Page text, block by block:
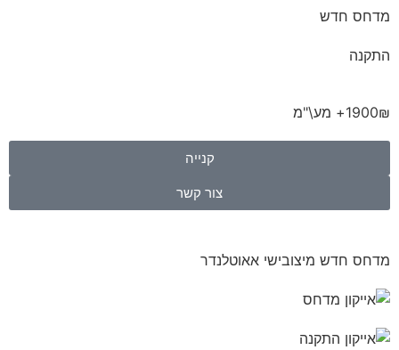
מדחס חדש
התקנה
1900₪+ מע\"מ
קנייה
צור קשר
מדחס חדש מיצובישי אאוטלנדר